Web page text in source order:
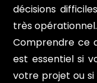
décisions
très opérationnel.
Comprendre ce
est essentiel si
votre projet ou si